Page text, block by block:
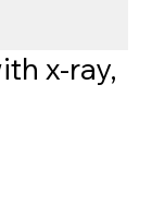
x-ray,